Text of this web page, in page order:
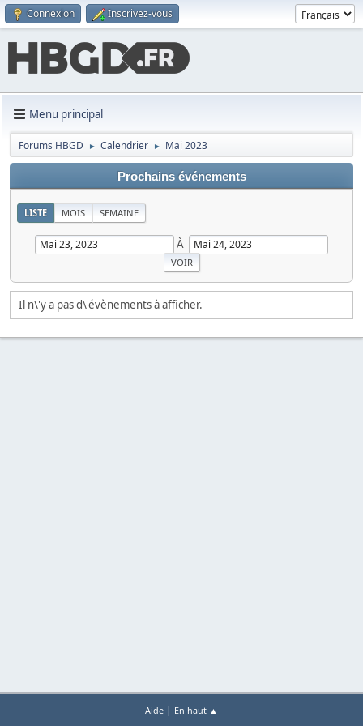
Connexion Inscrivez-vous
Menu principal
Forums HBGD ► Calendrier ► Mai 2023
Prochains événements
LISTE MOIS SEMAINE
À
Il n\'y a pas d\'évènements à afficher.
Aide | En haut ▲